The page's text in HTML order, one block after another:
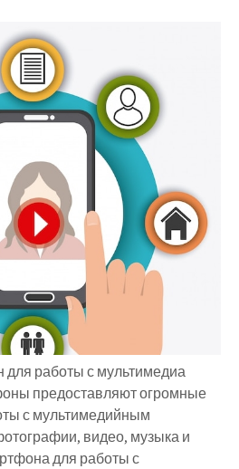
для работы с мультимедиа
предоставляют огромные
с мультимедийным
видео, музыка и
для работы с